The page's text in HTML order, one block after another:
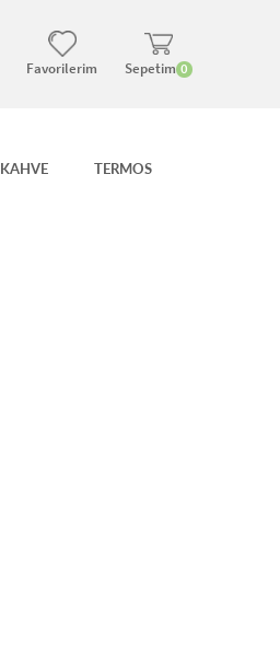
Sepetim 0
Favorilerim
KAHVE TERMOS